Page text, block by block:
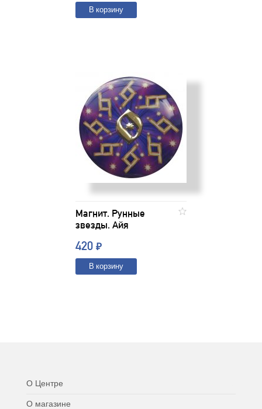
В корзину
Магнит. Рунные
звезды. Айя
420 ₽
В корзину
О Центре
О магазине